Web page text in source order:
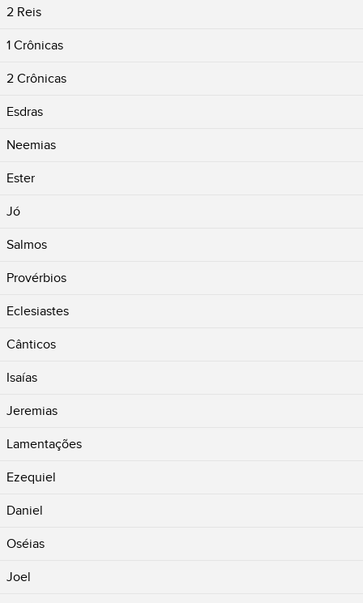
2 Reis
1 Crônicas
2 Crônicas
Esdras
Neemias
Ester
Jó
Salmos
Provérbios
Eclesiastes
Cânticos
Isaías
Jeremias
Lamentações
Ezequiel
Daniel
Oséias
Joel